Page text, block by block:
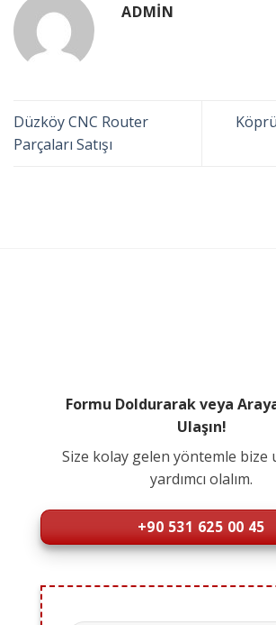
ADMIN
Düzköy CNC Router
Parçaları Satışı
Formu Doldurarak veya
Ulaşın!
Size kolay gelen yöntemle bize
yardımcı olalım.
+90 531 625 00 45